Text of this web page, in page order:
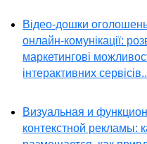
Відео-дошки
онлайн-комунікації:
маркетингові
інтерактивних
Визуальная и
контекстной рекламы: